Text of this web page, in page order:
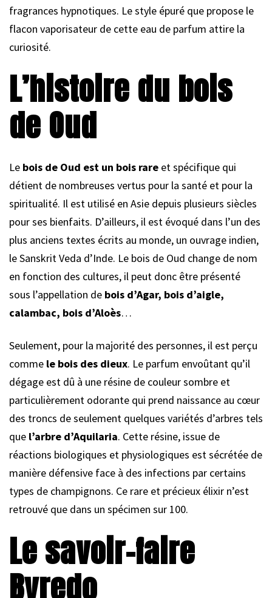
fragrances hypnotiques. Le style épuré que propose le
flacon vaporisateur de cette eau de parfum attire la
curiosité.
L’histoire du bois
de Oud
Le bois de Oud est un bois rare et spécifique qui
détient de nombreuses vertus pour la santé et pour la
spiritualité. Il est utilisé en Asie depuis plusieurs siècles
pour ses bienfaits. D’ailleurs, il est évoqué dans l’un des
plus anciens textes écrits au monde, un ouvrage indien,
le Sanskrit Veda d’Inde. Le bois de Oud change de nom
en fonction des cultures, il peut donc être présenté
sous l’appellation de bois d’Agar, bois d’aigle,
calambac, bois d’Aloès…
Seulement, pour la majorité des personnes, il est perçu
comme le bois des dieux. Le parfum envoûtant qu’il
dégage est dû à une résine de couleur sombre et
particulièrement odorante qui prend naissance au cœur
des troncs de seulement quelques variétés d’arbres tels
que l’arbre d’Aquilaria. Cette résine, issue de
réactions biologiques et physiologiques est sécrétée de
manière défensive face à des infections par certains
types de champignons. Ce rare et précieux élixir n’est
retrouvé que dans un spécimen sur 100.
Le savoir-faire
Byredo